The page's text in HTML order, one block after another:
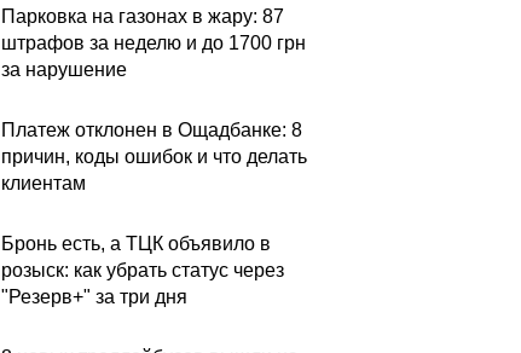
Парковка на газонах в жару: 87
штрафов за неделю и до 1700 грн
за нарушение
Платеж отклонен в Ощадбанке: 8
причин, коды ошибок и что делать
клиентам
Бронь есть, а ТЦК объявило в
розыск: как убрать статус через
"Резерв+" за три дня